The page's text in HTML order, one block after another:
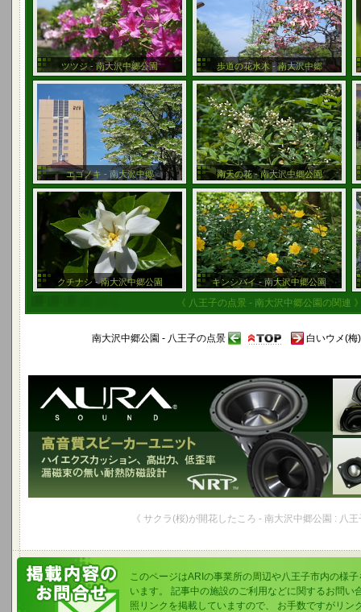
ツツジ - 南大沢中郷公園 歩道の花水木 - 南大沢中郷
エゴノキ - 南大沢中郷 南天の花 - 南大沢中郷公園
クチナシ - 南大沢中郷公園 キンシバイ - 南大沢中郷公園
《 八王子の点景 - 南大沢中郷公園の関連
南大沢中郷公園 - 八王子の点景 白いウメ(梅
《 サクラ(桜)が開花したころ - 南大沢中郷公園 : 八
このページはARIの事業所の周辺や八王子市内の様
います。 記事中の施設のご利用などに関するお問い
照リンクを掲載していますので、 お手数ですがリン